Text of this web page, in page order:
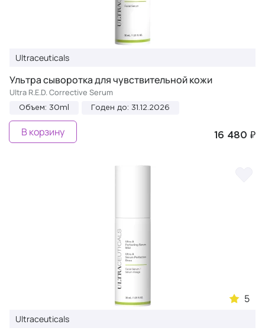
Ultraceuticals
Ультра сыворотка для чувствительной кожи
Ultra R.E.D. Corrective Serum
Объем: 30ml Годен до: 31.12.2026
16 480 ₽
В корзину
5
Ultraceuticals